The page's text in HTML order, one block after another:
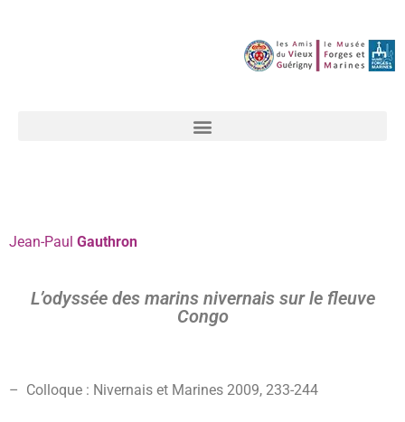
Jean-Paul Gauthron
L’odyssée des marins nivernais sur le fleuve
Congo
– Colloque : Nivernais et Marines 2009, 233-244